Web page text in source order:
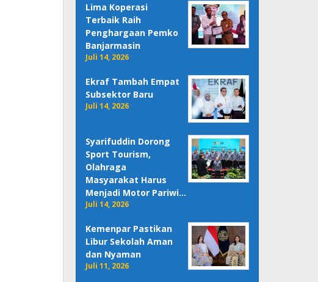
Lima Koperasi
Terbaik Raih
Penghargaan Pemko
Banjarmasin
Juli 14, 2026
Ekraf Tambah Empat
Subsektor Baru
Juli 14, 2026
Syarifuddin Dorong
Sport Tourism,
Olahraga
Masyarakat Harus
Menjadi Motor Pariwi…
Juli 14, 2026
Kemenpar Pastikan
Libur Sekolah Aman
dan Nyaman
Juli 11, 2026